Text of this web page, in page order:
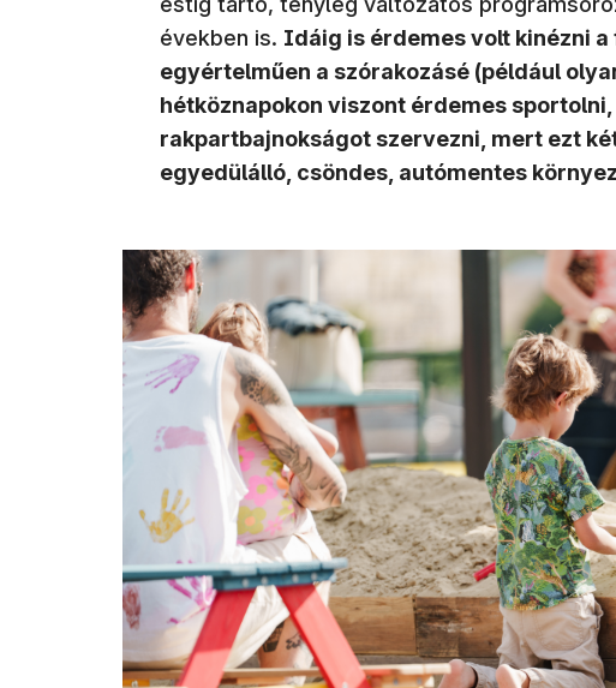
években is. Idáig is érdemes volt kinézni
egyértelműen a szórakozásé (például
hétköznapokon viszont érdemes
rakpartbajnokságot szervezni, mert ezt
egyedülálló, csöndes, autómentes